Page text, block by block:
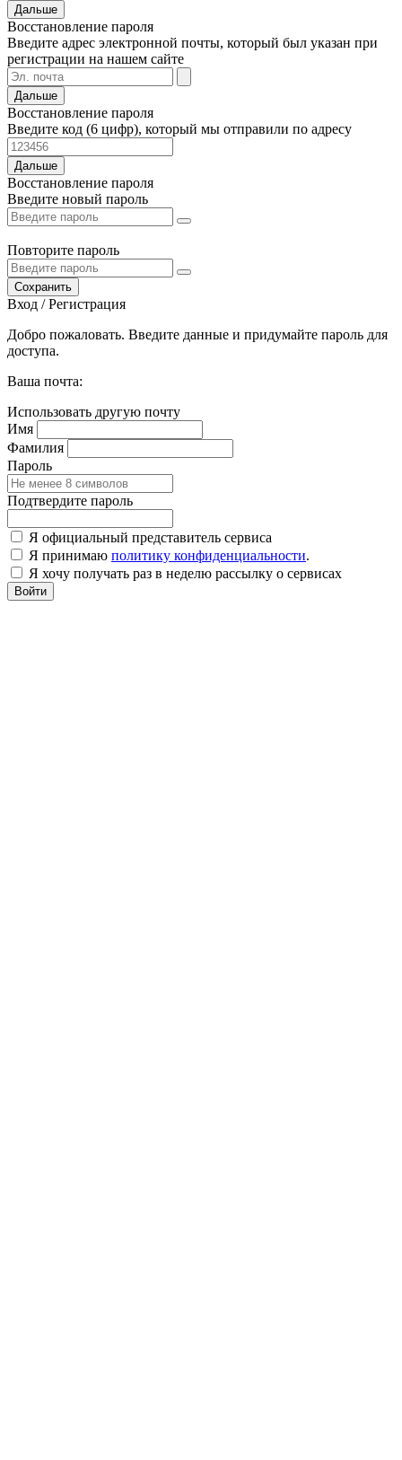
Дальше
Восстановление пароля
Введите адрес электронной почты, который был указан при
регистрации на нашем сайте
Дальше
Восстановление пароля
Введите код (6 цифр), который мы отправили по адресу
Дальше
Восстановление пароля
Введите новый пароль
Повторите пароль
Сохранить
Вход / Регистрация
Добро пожаловать. Введите данные и придумайте пароль для
доступа.
Ваша почта:
Использовать другую почту
Имя
Фамилия
Пароль
Подтвердите пароль
Я официальный представитель сервиса
Я принимаю политику конфиденциальности.
Я хочу получать раз в неделю рассылку о сервисах
Войти